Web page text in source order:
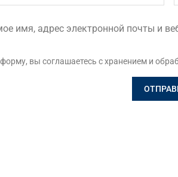
имя, адрес электронной почты и
вы соглашаетесь с хранением и